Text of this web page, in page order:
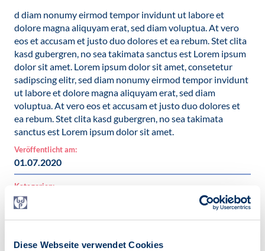
Diese Webseite verwendet Cookies
d diam nonumy eirmod tempor invidunt ut labore et
dolore magna aliquyam erat, sed diam voluptua. At vero
eos et accusam et justo duo dolores et ea rebum. Stet clita
kasd gubergren, no sea takimata sanctus est Lorem ipsum
dolor sit amet. Lorem ipsum dolor sit amet, consetetur
sadipscing elitr, sed diam nonumy eirmod tempor invidunt
ut labore et dolore magna aliquyam erat, sed diam
voluptua. At vero eos et accusam et justo duo dolores et
ea rebum. Stet clita kasd gubergren, no sea takimata
sanctus est Lorem ipsum dolor sit amet.
Veröffentlicht am:
01.07.2020
Kategorien:
News